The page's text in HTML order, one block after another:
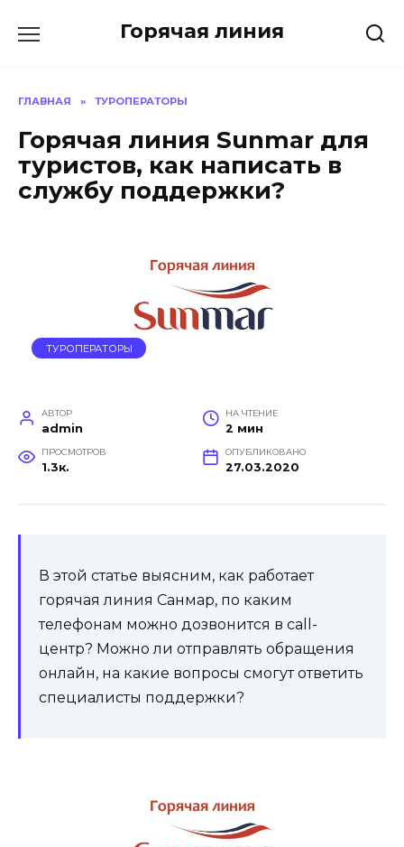
Горячая линия
ГЛАВНАЯ » ТУРОПЕРАТОРЫ
Горячая линия Sunmar для
туристов, как написать в
службу поддержки?
ТУРОПЕРАТОРЫ
АВТОР
admin
НА ЧТЕНИЕ
2 мин
ПРОСМОТРОВ
1.3к.
ОПУБЛИКОВАНО
27.03.2020
В этой статье выясним, как работает
горячая линия Санмар, по каким
телефонам можно дозвонится в call-
центр? Можно ли отправлять обращения
онлайн, на какие вопросы смогут ответить
специалисты поддержки?